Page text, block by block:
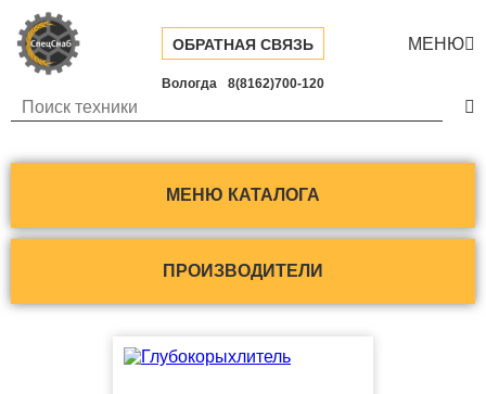
ОБРАТНАЯ СВЯЗЬ МЕНЮ
Вологда 8(8162)700-120

МЕНЮ КАТАЛОГА
ПРОИЗВОДИТЕЛИ